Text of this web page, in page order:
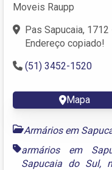
Moveis Raupp
Pas Sapucaia, 1712
Endereço copiado!
(51) 3452-1520
Mapa
Armários em
armários em
Sapucaia do Sul,